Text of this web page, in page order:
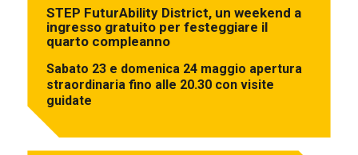
STEP FuturAbility District, un weekend a
ingresso gratuito per festeggiare il
quarto compleanno
Sabato 23 e domenica 24 maggio apertura
straordinaria fino alle 20.30 con visite
guidate